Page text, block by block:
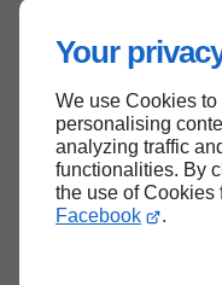
Your
We use Cookies
personalising
analyzing traffic
functionalities. By
the use of Cookies
Facebook
.
Mentions légales
Plan du site